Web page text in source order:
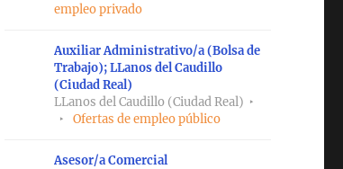
empleo privado
Auxiliar Administrativo/a (Bolsa de
Trabajo); LLanos del Caudillo
(Ciudad Real)
LLanos del Caudillo (Ciudad Real)
Ofertas de empleo público
Asesor/a Comercial